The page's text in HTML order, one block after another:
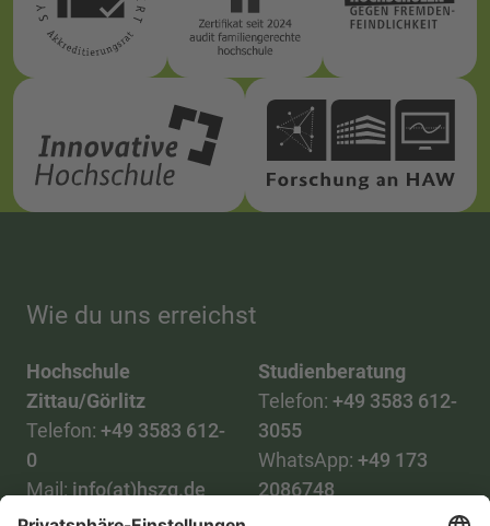
Wie du uns erreichst
Hochschule
Zittau/Görlitz
Telefon: +49 3583 612-
0
Mail: info(at)hszg.de
Studienberatung
Telefon: +49 3583 612-
3055
WhatsApp: +49 173
2086748